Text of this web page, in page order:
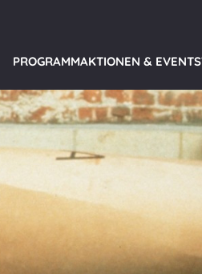
PROGRAMMAKTIONEN & EVENTS